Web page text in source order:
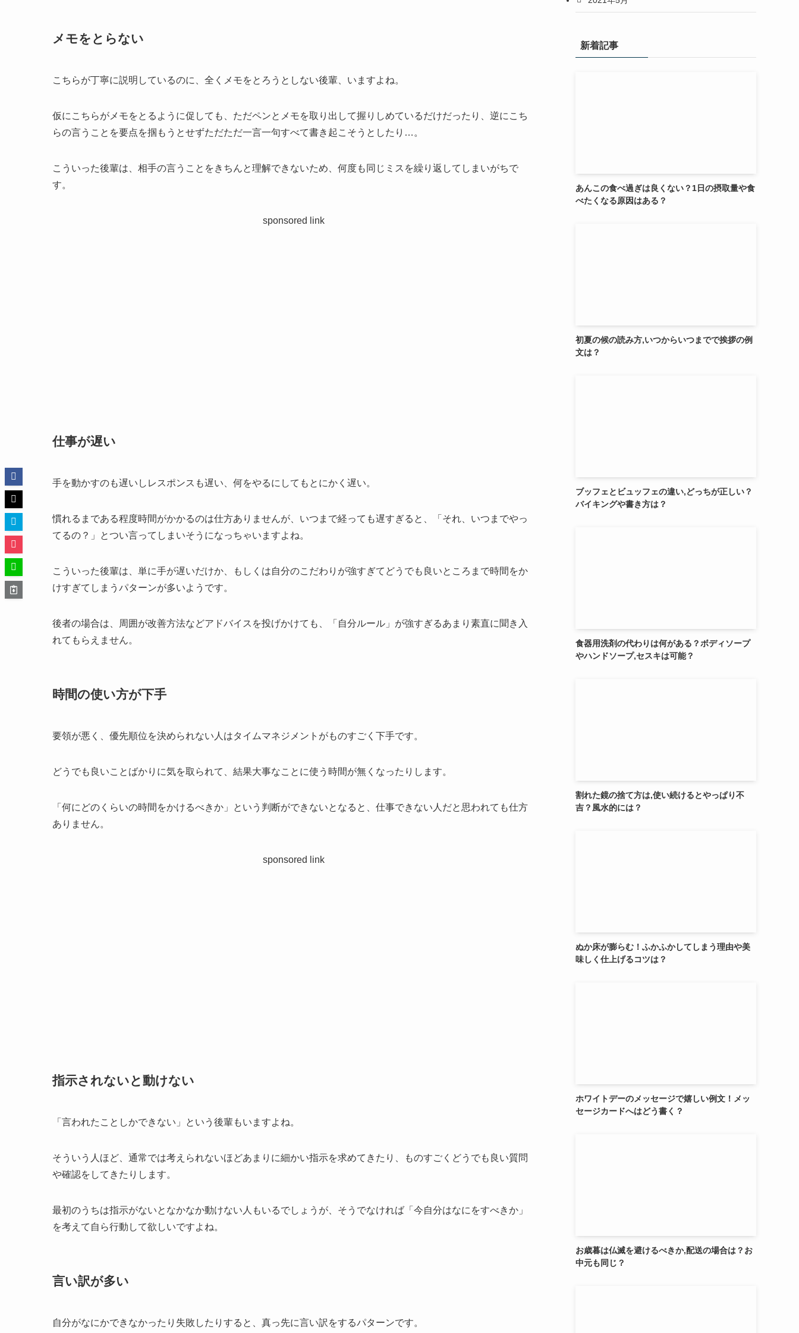
メモをとらない
こちらが丁寧に説明しているのに、全くメモをとろうとしない後輩、いますよね。
仮にこちらがメモをとるように促しても、ただペンとメモを取り出して握りしめているだけだったり、逆にこち
らの言うことを要点を掴もうとせずただただ一言一句すべて書き起こそうとしたり…。
こういった後輩は、相手の言うことをきちんと理解できないため、何度も同じミスを繰り返してしまいがちで
す。
sponsored link
仕事が遅い
手を動かすのも遅いしレスポンスも遅い、何をやるにしてもとにかく遅い。
慣れるまである程度時間がかかるのは仕方ありませんが、いつまで経っても遅すぎると、「それ、いつまでやっ
てるの？」とつい言ってしまいそうになっちゃいますよね。
こういった後輩は、単に手が遅いだけか、もしくは自分のこだわりが強すぎてどうでも良いところまで時間をか
けすぎてしまうパターンが多いようです。
後者の場合は、周囲が改善方法などアドバイスを投げかけても、「自分ルール」が強すぎるあまり素直に聞き入
れてもらえません。
時間の使い方が下手
要領が悪く、優先順位を決められない人はタイムマネジメントがものすごく下手です。
どうでも良いことばかりに気を取られて、結果大事なことに使う時間が無くなったりします。
「何にどのくらいの時間をかけるべきか」という判断ができないとなると、仕事できない人だと思われても仕方
ありません。
sponsored link
指示されないと動けない
「言われたことしかできない」という後輩もいますよね。
そういう人ほど、通常では考えられないほどあまりに細かい指示を求めてきたり、ものすごくどうでも良い質問
や確認をしてきたりします。
最初のうちは指示がないとなかなか動けない人もいるでしょうが、そうでなければ「今自分はなにをすべきか」
を考えて自ら行動して欲しいですよね。
言い訳が多い
自分がなにかできなかったり失敗したりすると、真っ先に言い訳をするパターンです。
新着記事
あんこの食べ過ぎは良くない？1日の摂取量や食
べたくなる原因はある？
初夏の候の読み方,いつからいつまでで挨拶の例
文は？
ブッフェとビュッフェの違い,どっちが正しい？
バイキングや書き方は？
食器用洗剤の代わりは何がある？ボディソープ
やハンドソープ,セスキは可能？
割れた鏡の捨て方は,使い続けるとやっぱり不
吉？風水的には？
ぬか床が膨らむ！ふかふかしてしまう理由や美
味しく仕上げるコツは？
ホワイトデーのメッセージで嬉しい例文！メッ
セージカードへはどう書く？
お歳暮は仏滅を避けるべきか,配送の場合は？お
中元も同じ？